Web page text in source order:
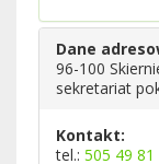
Dane
96-100
sekretariat
Kontakt:
tel.: 505 49 81